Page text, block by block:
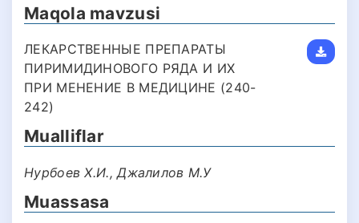
Maqola mavzusi
ЛЕКАРСТВЕННЫЕ ПРЕПАРАТЫ
ПИРИМИДИНОВОГО РЯДА И ИХ
ПРИ МЕНЕНИЕ В МЕДИЦИНЕ (240-
242)
Mualliflar
Нурбоев Х.И., Джалилов М.У
Muassasa